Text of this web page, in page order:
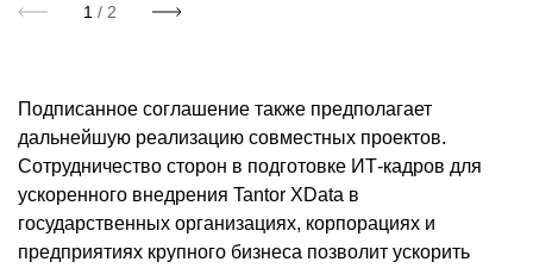
1 / 2
Подписанное соглашение также предполагает
дальнейшую реализацию совместных проектов.
Сотрудничество сторон в подготовке ИТ-кадров для
ускоренного внедрения Tantor XData в
государственных организациях, корпорациях и
предприятиях крупного бизнеса позволит ускорить